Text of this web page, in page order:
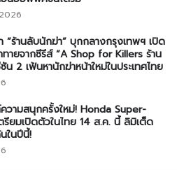
“ร้านลับนักฆ่า” บุกกลางกรุงเทพฯ เปิด
ายจากซีรีส์ “A Shop for Killers ร้าน
น 2 เฟ้นหานักฆ่าหน้าใหม่ในประเทศไทย
วามสนุกครั้งใหม่! Honda Super-
รียมเปิดตัวในไทย 14 ส.ค. นี้ ลิมิเต็ด
ในปีนี้!